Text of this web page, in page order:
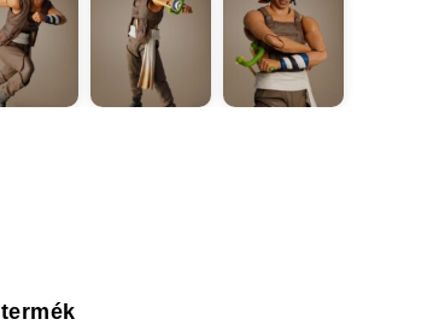
termék